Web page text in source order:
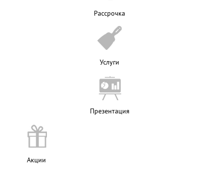
Рассрочка
Услуги
Презентация
Акции